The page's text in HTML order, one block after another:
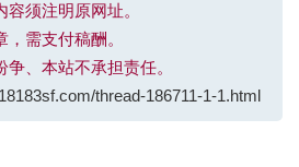
须注明原网址。
需支付稿酬。
、本站不承担责任。
thread-186711-1-1.html